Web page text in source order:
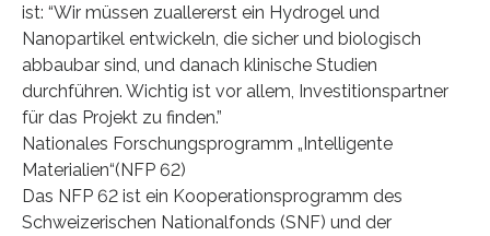
ist: “Wir müssen zuallererst ein Hydrogel und
Nanopartikel entwickeln, die sicher und biologisch
abbaubar sind, und danach klinische Studien
durchführen. Wichtig ist vor allem, Investitionspartner
für das Projekt zu finden.”
Nationales Forschungsprogramm „Intelligente
Materialien“(NFP 62)
Das NFP 62 ist ein Kooperationsprogramm des
Schweizerischen Nationalfonds (SNF) und der